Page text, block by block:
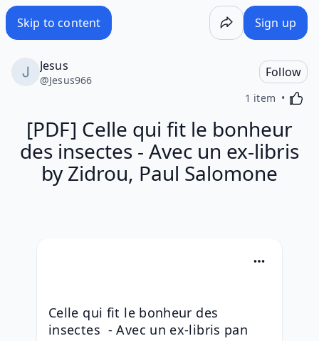
Skip to content Sign up
Jesus
@Jesus966
Follow
1 item
[PDF] Celle qui fit le bonheur
des insectes - Avec un ex-libris
by Zidrou, Paul Salomone
Celle qui fit le bonheur des
insectes  - Avec un ex-libris pan